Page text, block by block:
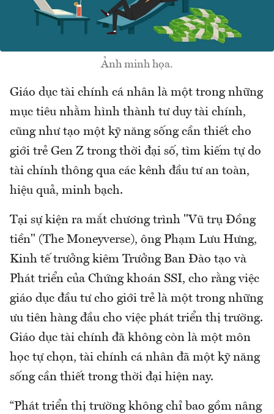
Ảnh minh họa.
Giáo dục tài chính cá nhân là một trong những
mục tiêu nhằm hình thành tư duy tài chính,
cũng như tạo một kỹ năng sống cần thiết cho
giới trẻ Gen Z trong thời đại số, tìm kiếm tự do
tài chính thông qua các kênh đầu tư an toàn,
hiệu quả, minh bạch.
Tại sự kiện ra mắt chương trình "Vũ trụ Đồng
tiền" (The Moneyverse), ông Phạm Lưu Hưng,
Kinh tế trưởng kiêm Trưởng Ban Đào tạo và
Phát triển của Chứng khoán SSI, cho rằng việc
giáo dục đầu tư cho giới trẻ là một trong những
ưu tiên hàng đầu cho việc phát triển thị trường.
Giáo dục tài chính đã không còn là một môn
học tự chọn, tài chính cá nhân đã một kỹ năng
sống cần thiết trong thời đại hiện nay.
“Phát triển thị trường không chỉ bao gồm nâng